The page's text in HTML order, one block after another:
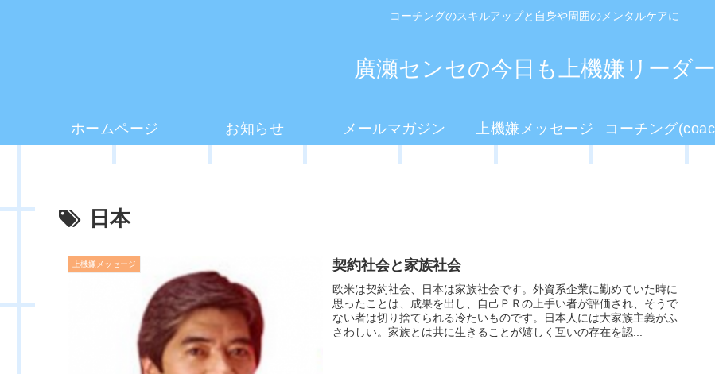
コーチングのスキルアップと自身や周囲のメンタルケアに
廣瀬センセの今日も上機嫌リーダー
ホームページ お知らせ メールマガジン 上機嫌メッセージ
日本
上機嫌メッセージ 契約社会と家族社会
欧米は契約社会、日本は家族社会です。外資系企業に勤めていた時に
思ったことは、成果を出し、自己ＰＲの上手い者が評価され、そうで
ない者は切り捨てられる冷たいものです。日本人には大家族主義がふ
さわしい。家族とは共に生きることが嬉しく互いの存在を認...